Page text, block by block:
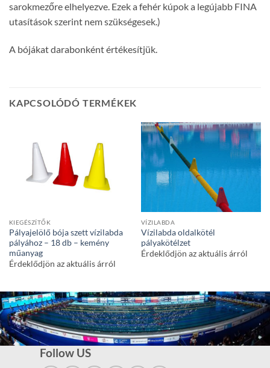
sarokmezőre elhelyezve. Ezek a fehér kúpok a legújabb FINA
utasítások szerint nem szükségesek.)
A bójákat darabonként értékesítjük.
KAPCSOLÓDÓ TERMÉKEK
KIEGÉSZÍTŐK
Pályajelölő bója szett vízilabda
pályához – 18 db – kemény
műanyag
Érdeklődjön az aktuális árról
VÍZILABDA
Vízilabda oldalkötél
pályakötélzet
Érdeklődjön az aktuális árról
Follow US